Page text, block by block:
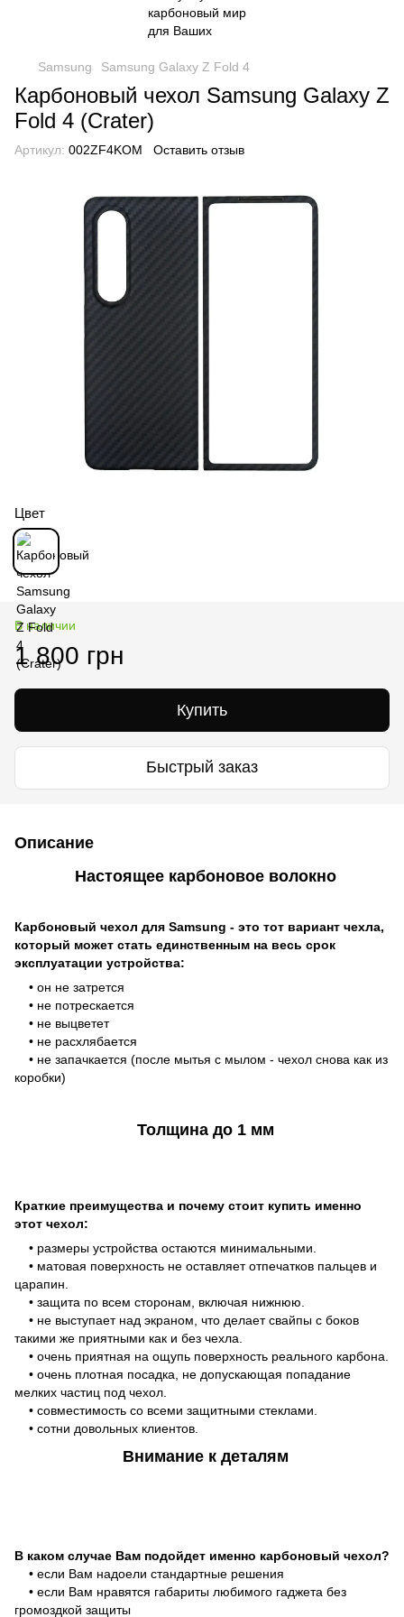
Samsung Samsung Galaxy Z Fold 4
Карбоновый чехол Samsung Galaxy Z
Fold 4 (Crater)
Артикул: 002ZF4KOM Оставить отзыв
Цвет
В наличии
1 800 грн
Купить
Быстрый заказ
Описание
Настоящее карбоновое волокно
Карбоновый чехол для Samsung - это тот вариант чехла,
который может стать единственным на весь срок
эксплуатации устройства:
• он не затрется
• не потрескается
• не выцветет
• не расхлябается
• не запачкается (после мытья с мылом - чехол снова как из
коробки)
Толщина до 1 мм
Краткие преимущества и почему стоит купить именно
этот чехол:
• размеры устройства остаются минимальными.
• матовая поверхность не оставляет отпечатков пальцев и
царапин.
• защита по всем сторонам, включая нижнюю.
• не выступает над экраном, что делает свайпы с боков
такими же приятными как и без чехла.
• очень приятная на ощупь поверхность реального карбона.
• очень плотная посадка, не допускающая попадание
мелких частиц под чехол.
• совместимость со всеми защитными стеклами.
• сотни довольных клиентов.
Внимание к деталям
В каком случае Вам подойдет именно карбоновый чехол?
• если Вам надоели стандартные решения
• если Вам нравятся габариты любимого гаджета без
громоздкой защиты